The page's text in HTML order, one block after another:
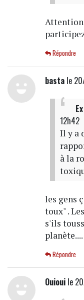
Attention
Répondre
bastale
12h42
Il y a
à la
les gens
toux" .
s'ils
planète....
Répondre
Ouiouile